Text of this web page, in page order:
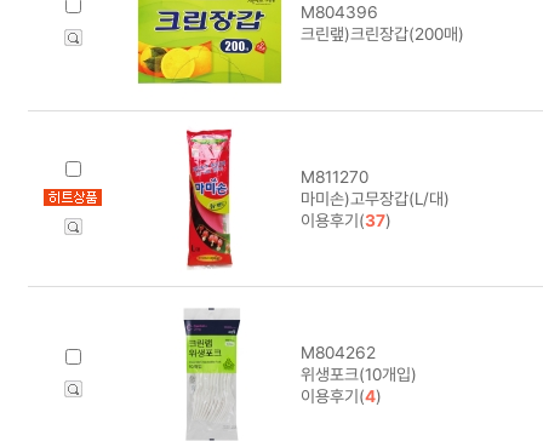
M804396
크린랲)크린장갑(200매)
M811270
마미손)고무장갑(L/대)
이용후기(37)
M804262
위생포크(10개입)
이용후기(4)